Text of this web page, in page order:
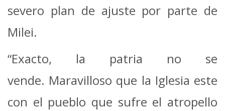
severo plan de ajuste por parte de
Milei.
“Exacto, la patria no se
vende. Maravilloso que la Iglesia este
con el pueblo que sufre el atropello